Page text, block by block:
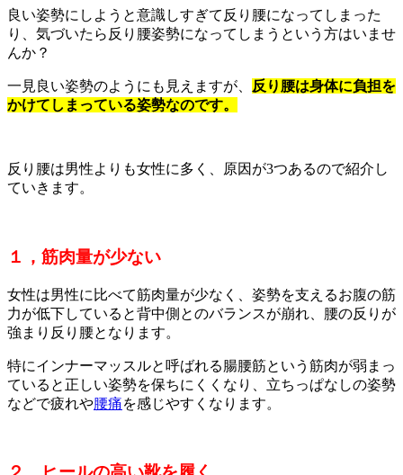
良い姿勢にしようと意識しすぎて反り腰になってしまった
り、気づいたら反り腰姿勢になってしまうという方はいませ
んか？
一見良い姿勢のようにも見えますが、
反り腰は身体に負担を
かけてしまっている姿勢なのです。
反り腰は男性よりも女性に多く、原因が3つあるので紹介し
ていきます。
１，筋肉量が少ない
女性は男性に比べて筋肉量が少なく、姿勢を支えるお腹の筋
力が低下していると背中側とのバランスが崩れ、腰の反りが
強まり反り腰となります。
特にインナーマッスルと呼ばれる腸腰筋という筋肉が弱まっ
ていると正しい姿勢を保ちにくくなり、立ちっぱなしの姿勢
などで疲れや腰痛を感じやすくなります。